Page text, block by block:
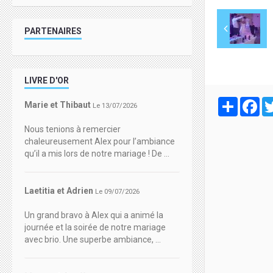
Partager
PARTENAIRES
LIVRE D'OR
Marie et Thibaut Le 13/07/2026
Nous tenions à remercier
chaleureusement Alex pour l’ambiance
qu’il a mis lors de notre mariage ! De ...
Laetitia et Adrien Le 09/07/2026
Un grand bravo à Alex qui a animé la
journée et la soirée de notre mariage
avec brio. Une superbe ambiance, ...